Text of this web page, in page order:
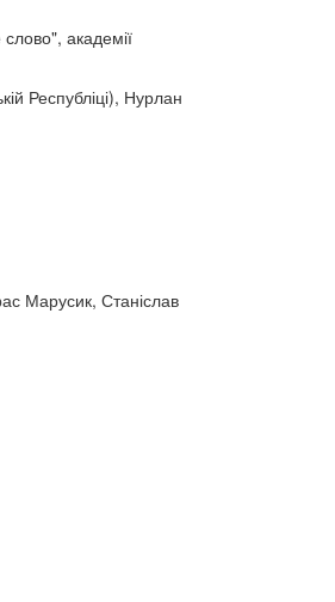
академії
Республіці), Нурлан
Марусик, Станіслав